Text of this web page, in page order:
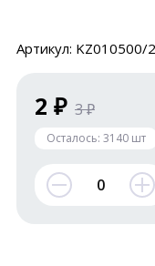
Артикул: KZ010500/
2 ₽ 3 ₽
Осталось: 3140 шт